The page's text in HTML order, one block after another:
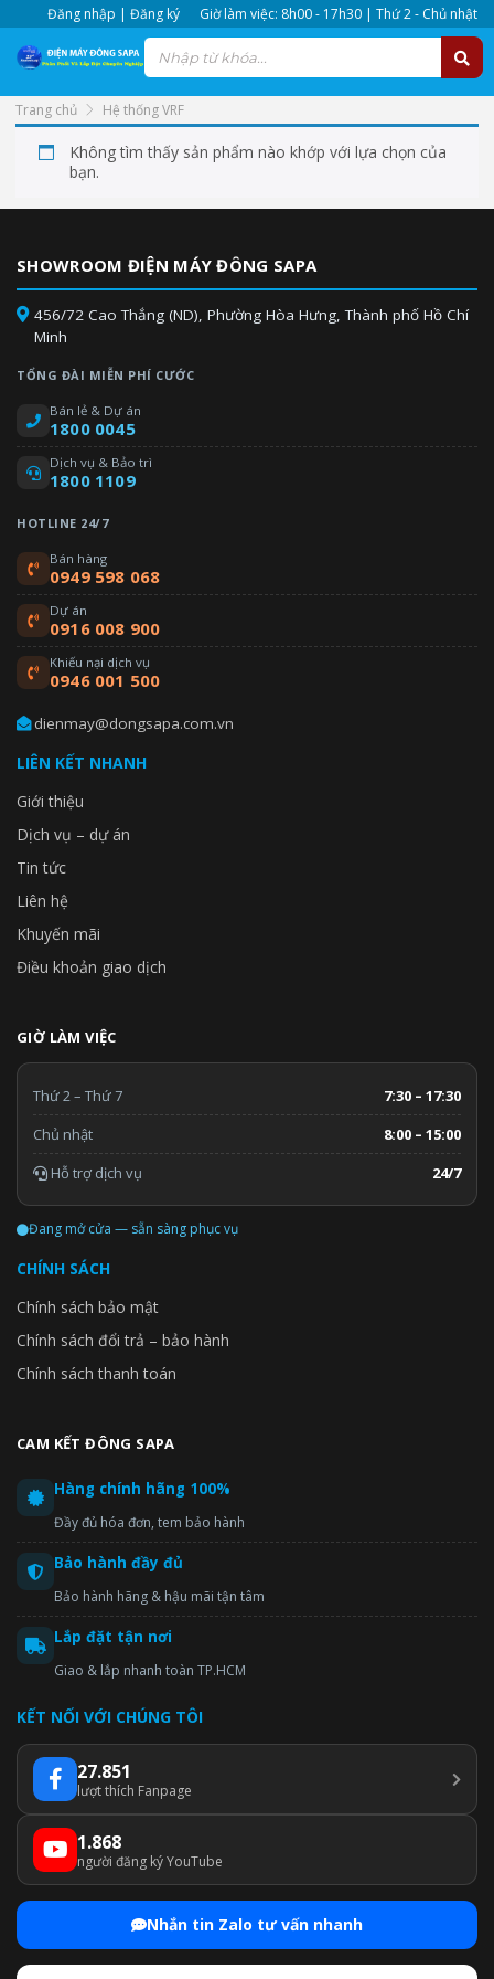
Đăng nhập | Đăng ký Giờ làm việc: 8h00 - 17h30 | Thứ 2 - Chủ nhật
Trang chủ Hệ thống VRF
Không tìm thấy sản phẩm nào khớp với lựa chọn của
bạn.
SHOWROOM ĐIỆN MÁY ĐÔNG SAPA
456/72 Cao Thắng (ND), Phường Hòa Hưng, Thành phố Hồ Chí
Minh
TỔNG ĐÀI MIỄN PHÍ CƯỚC
Bán lẻ & Dự án
1800 0045
Dịch vụ & Bảo trì
1800 1109
HOTLINE 24/7
Bán hàng
0949 598 068
Dự án
0916 008 900
Khiếu nại dịch vụ
0946 001 500
dienmay@dongsapa.com.vn
LIÊN KẾT NHANH
Giới thiệu
Dịch vụ – dự án
Tin tức
Liên hệ
Khuyến mãi
Điều khoản giao dịch
GIỜ LÀM VIỆC
Thứ 2 – Thứ 7
7:30 – 17:30
Chủ nhật
8:00 – 15:00
Hỗ trợ dịch vụ
24/7
Đang mở cửa — sẵn sàng phục vụ
CHÍNH SÁCH
Chính sách bảo mật
Chính sách đổi trả – bảo hành
Chính sách thanh toán
CAM KẾT ĐÔNG SAPA
Hàng chính hãng 100%
Đầy đủ hóa đơn, tem bảo hành
Bảo hành đầy đủ
Bảo hành hãng & hậu mãi tận tâm
Lắp đặt tận nơi
Giao & lắp nhanh toàn TP.HCM
KẾT NỐI VỚI CHÚNG TÔI
27.851
lượt thích Fanpage
1.868
người đăng ký YouTube
Nhắn tin Zalo tư vấn nhanh